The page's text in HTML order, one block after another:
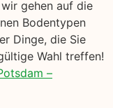
gehen auf die
Bodentypen
Dinge, die Sie
Wahl treffen!
–